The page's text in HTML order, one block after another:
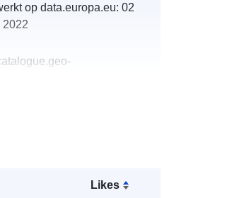
Likes
op data.europa.eu: 02
2022
srv-7fb08b51-3051-